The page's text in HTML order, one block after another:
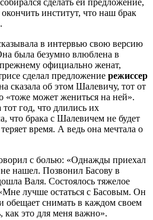
сделать ей предложение,
институт, что наш брак
в интервью свою версию
была безумно влюблена в
официально женат,
сделал предложение режиссер
сказала об этом Шалевичу, тот от
«тоже может жениться на ней».
год, что длились их
что брака с Шалевичем не будет
время. А ведь она мечтала о
с болью: «Однажды приехал
нашел. Позвонил Басову в
Валя. Состоялось тяжелое
лучше остаться с Басовым. Он
обещает снимать в каждом своем
это для меня важно».